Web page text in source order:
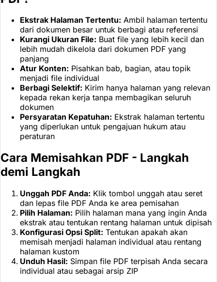
Ekstrak Halaman Tertentu: Ambil halaman tertentu
dari dokumen besar untuk berbagi atau referensi
Kurangi Ukuran File: Buat file yang lebih kecil dan
lebih mudah dikelola dari dokumen PDF yang
panjang
Atur Konten: Pisahkan bab, bagian, atau topik
menjadi file individual
Berbagi Selektif: Kirim hanya halaman yang relevan
kepada rekan kerja tanpa membagikan seluruh
dokumen
Persyaratan Kepatuhan: Ekstrak halaman tertentu
yang diperlukan untuk pengajuan hukum atau
peraturan
Cara Memisahkan PDF - Langkah
demi Langkah
Unggah PDF Anda: Klik tombol unggah atau seret
dan lepas file PDF Anda ke area pemisahan
Pilih Halaman: Pilih halaman mana yang ingin Anda
ekstrak atau tentukan rentang halaman untuk dipisah
Konfigurasi Opsi Split: Tentukan apakah akan
memisah menjadi halaman individual atau rentang
halaman kustom
Unduh Hasil: Simpan file PDF terpisah Anda secara
individual atau sebagai arsip ZIP